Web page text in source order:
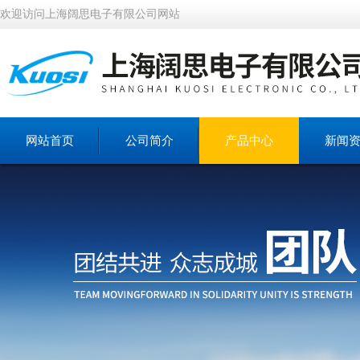
欢迎访问上海阔思电子有限公司网站
网站首页 公司简介 产品中心 新闻